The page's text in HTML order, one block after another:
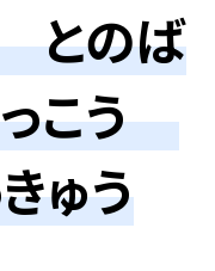
とのば
こう
ゅう